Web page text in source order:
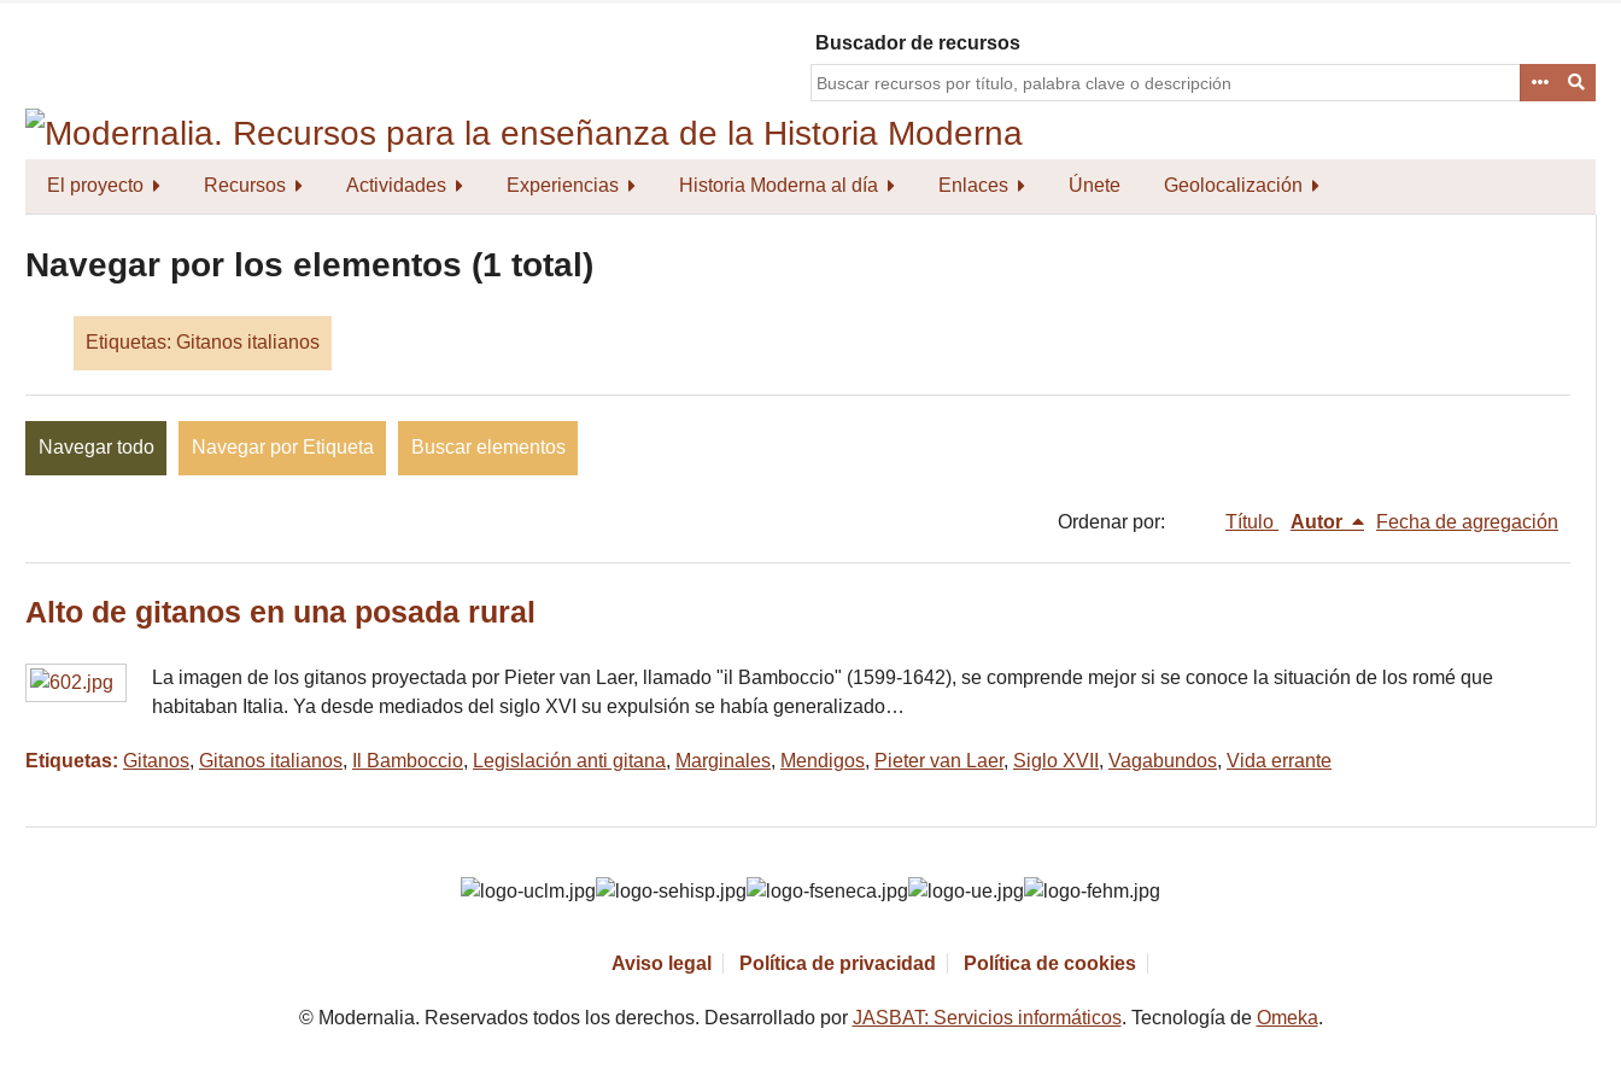
Buscador de recursos
El proyecto Recursos Actividades Experiencias Historia Moderna al día Enlaces Únete Geolocalización
Navegar por los elementos (1 total)
Etiquetas: Gitanos italianos
Navegar todo Navegar por Etiqueta Buscar elementos
Ordenar por: Título Autor Fecha de agregación
Alto de gitanos en una posada rural
La imagen de los gitanos proyectada por Pieter van Laer, llamado "il Bamboccio" (1599-1642), se comprende mejor si se conoce la situación de los romé que
habitaban Italia. Ya desde mediados del siglo XVI su expulsión se había generalizado…
Etiquetas: Gitanos, Gitanos italianos, Il Bamboccio, Legislación anti gitana, Marginales, Mendigos, Pieter van Laer, Siglo XVII , Vagabundos, Vida errante
Aviso legal Política de privacidad Política de cookies
© Modernalia. Reservados todos los derechos. Desarrollado por JASBAT: Servicios informáticos. Tecnología de Omeka.